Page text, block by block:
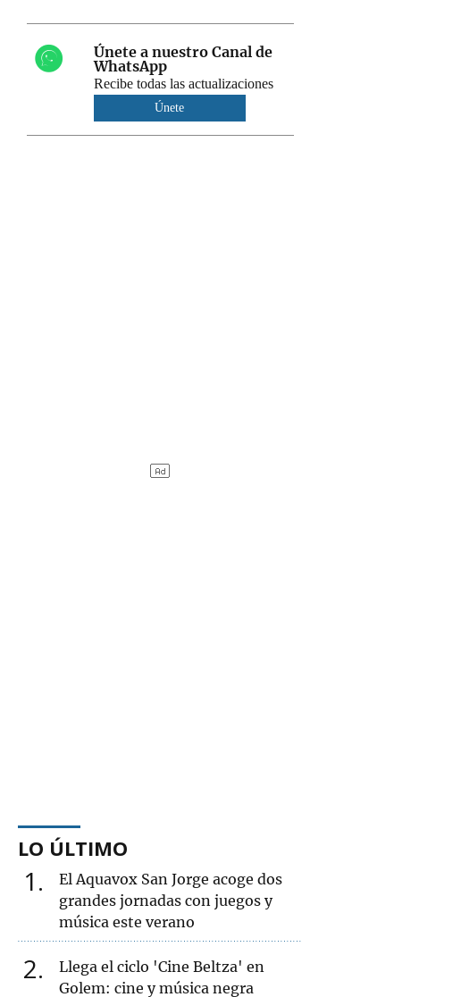
Únete a nuestro Canal de
WhatsApp
Recibe todas las actualizaciones
Únete
LO ÚLTIMO
1
El Aquavox San Jorge acoge dos
grandes jornadas con juegos y
música este verano
2
Llega el ciclo 'Cine Beltza' en
Golem: cine y música negra